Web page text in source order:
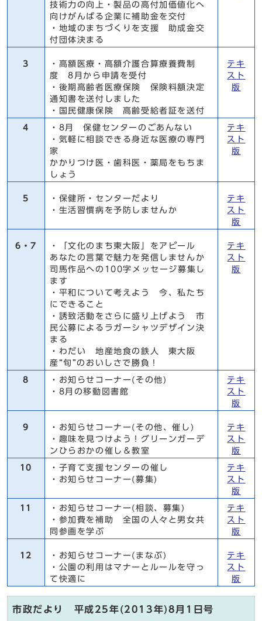
技術力の向上・製品の高付加価値化へ
向けがんばる企業に補助金を交付
・地域のまちづくりを支援 助成金交
付団体決まる
3
・高額医療・高額介護合算療養費制
度 8月から申請を受付
・後期高齢者医療保険 保険料額決定
通知書を送付しました
・国民健康保険 高齢受給者証を送付
テキ
スト
版
4
・8月 保健センターのごあんない
・気軽に相談できる身近な医療の専門
家
かかりつけ医・歯科医・薬局をもちま
しょう
テキ
スト
版
5
・保健所・センターだより
・生活習慣病を予防しませんか
テキ
スト
版
6・7
・「文化のまち東大阪」をアピール
あなたの言葉で魅力を発信しませんか
司馬作品への100字メッセージ募集し
ます
・平和について考えよう 今、私たち
にできること
・誘致活動をさらに盛り上げよう 市
民公募によるラガーシャツデザイン決
まる
・わだい 地産地食の鉄人 東大阪
産“旬”のおいしさで勝負！
テキ
スト
版
8
・お知らせコーナー(その他)
・8月の移動図書館
テキ
スト
版
9
・お知らせコーナー(その他、催し)
・趣味を見つけよう！グリーンガーデ
ンひらおかの催し＆教室
テキ
スト
版
10
・子育て支援センターの催し
・お知らせコーナー(募集)
テキ
スト
版
11
・お知らせコーナー(相談、募集)
・参加費を補助 全国の人々と男女共
同参画を学ぶ
テキ
スト
版
12
・お知らせコーナー(まなぶ)
・公園の利用はマナーとルールを守っ
て快適に
テキ
スト
版
市政だより 平成25年(2013年)8月1日号